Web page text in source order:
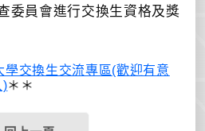
委員會進行交換生資格及獎
交換生交流專區(歡迎有意
)＊＊